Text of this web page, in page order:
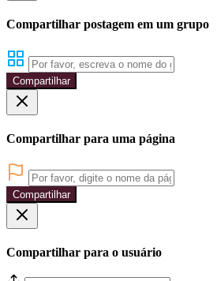
Compartilhar postagem em um grupo
Compartilhar
Compartilhar para uma página
Compartilhar
Compartilhar para o usuário